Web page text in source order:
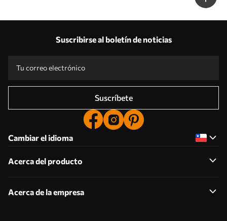
Producción según tallas individuales
Códigos promocionales con descuentos por pedido
Suscribirse al boletín de noticias
Suscríbete
Cambiar el idioma
Acerca del producto
Acerca de la empresa